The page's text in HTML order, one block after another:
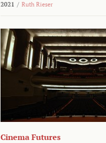
2021 / Ruth Rieser
Cinema Futures